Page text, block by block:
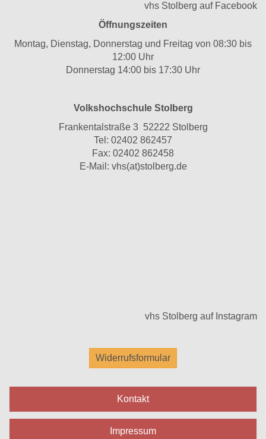
vhs Stolberg auf Facebook
Öffnungszeiten
Montag, Dienstag, Donnerstag und Freitag von 08:30 bis
12:00 Uhr
Donnerstag 14:00 bis 17:30 Uhr
Volkshochschule Stolberg
Frankentalstraße 3 52222 Stolberg
Tel: 02402 862457
Fax: 02402 862458
E-Mail: vhs(at)stolberg.de
vhs Stolberg auf Instagram
Widerrufsformular
Kontakt
Impressum